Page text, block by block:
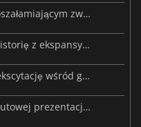
Ghost of Yōtei zachwyca fanów oszałamiającym zwiastunem na Gamescomie
Ghost of Yōtei obiecuje bogatą historię z ekspansywną eksploracją
Teaser Ghost of Yōtei wywołuje ekscytację wśród graczy
Ghost of Yōtei błyszczy w 20-minutowej prezentacji rozgrywki